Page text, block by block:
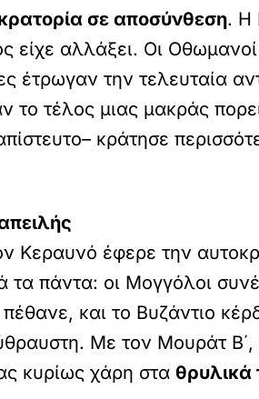
σε αποσύνθεση. Η
είχε αλλάξει. Οι
έτρωγαν την τελευταία
τέλος μιας μακράς
κράτησε
Κεραυνό έφερε την
πάντα: οι Μογγόλοι
και το Βυζάντιο
Με τον Μουράτ
κυρίως χάρη στα θρυλικά